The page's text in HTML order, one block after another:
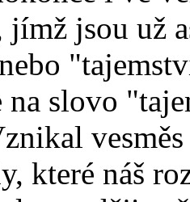
jsou už
na slovo
které náš